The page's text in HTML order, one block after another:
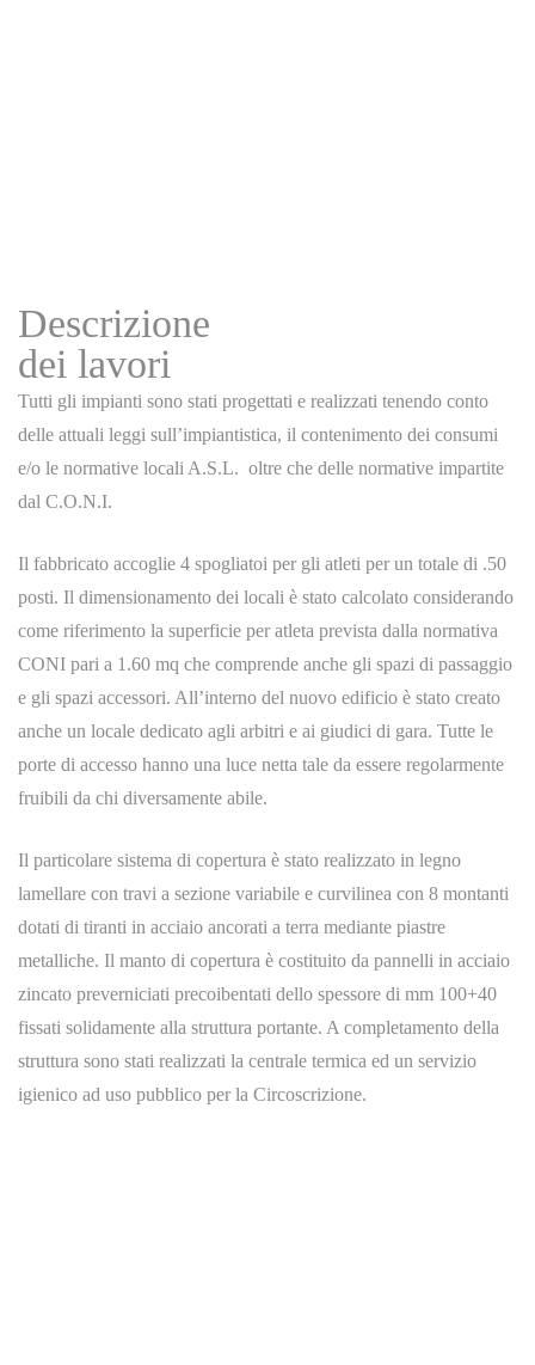
Descrizione
dei lavori
Tutti gli impianti sono stati progettati e realizzati tenendo conto
delle attuali leggi sull’impiantistica, il contenimento dei consumi
e/o le normative locali A.S.L. oltre che delle normative impartite
dal C.O.N.I.
Il fabbricato accoglie 4 spogliatoi per gli atleti per un totale di .50
posti. Il dimensionamento dei locali è stato calcolato considerando
come riferimento la superficie per atleta prevista dalla normativa
CONI pari a 1.60 mq che comprende anche gli spazi di passaggio
e gli spazi accessori. All’interno del nuovo edificio è stato creato
anche un locale dedicato agli arbitri e ai giudici di gara. Tutte le
porte di accesso hanno una luce netta tale da essere regolarmente
fruibili da chi diversamente abile.
Il particolare sistema di copertura è stato realizzato in legno
lamellare con travi a sezione variabile e curvilinea con 8 montanti
dotati di tiranti in acciaio ancorati a terra mediante piastre
metalliche. Il manto di copertura è costituito da pannelli in acciaio
zincato preverniciati precoibentati dello spessore di mm 100+40
fissati solidamente alla struttura portante. A completamento della
struttura sono stati realizzati la centrale termica ed un servizio
igienico ad uso pubblico per la Circoscrizione.